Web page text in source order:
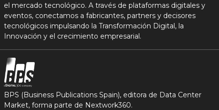
el mercado tecnológico. A través de plataformas digitales y
eventos, conectamos a fabricantes, partners y decisores
tecnológicos impulsando la Transformación Digital, la
Innovación y el crecimiento empresarial.
BPS (Business Publications Spain), editora de Data Center
Market, forma parte de Nextwork360.